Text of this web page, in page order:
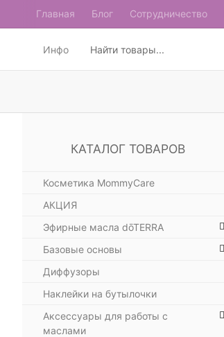
Главная Блог Сотрудничество
Инфо
КАТАЛОГ ТОВАРОВ
Косметика MommyCare
АКЦИЯ
Эфирные масла dōTERRA
Базовые основы
Диффузоры
Наклейки на бутылочки
Аксессуары для работы с
маслами